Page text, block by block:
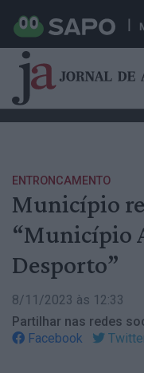
ENTRONCAMENTO
Município
“Município
Desporto”
8/11/2023 às 12:33
Partilhar nas redes
Facebook